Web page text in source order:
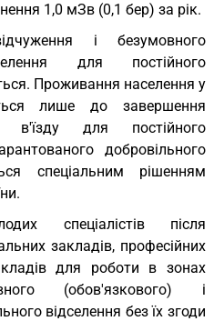
1,0 мЗв (0,1 бер) за рік.
і безумовного
для постійного
Проживання населення у
лише до завершення
в'їзду для постійного
добровільного
спеціальним рішенням
спеціалістів після
закладів, професійних
для роботи в зонах
(обов'язкового) і
відселення без їх згоди